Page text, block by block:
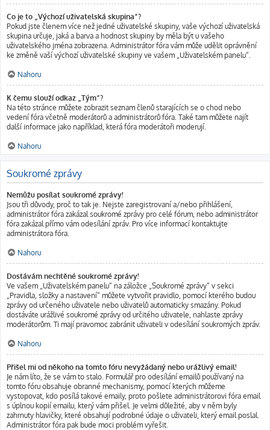
Co je to „Výchozí uživatelská skupina“?
Pokud jste členem více než jedné uživatelské skupiny, vaše výchozí uživatelská
skupina určuje, jaká a barva a hodnost skupiny by měla být u vašeho
uživatelského jména zobrazena. Administrátor fóra vám může udělit oprávnění
ke změně vaší výchozí uživatelské skupiny ve vašem „Uživatelském panelu“.
Nahoru
K čemu slouží odkaz „Tým“?
Na této stránce můžete zobrazit seznam členů starajících se o chod nebo
vedení fóra včetně moderátorů a administrátorů fóra. Také tam můžete najít
další informace jako například, která fóra moderátoři moderují.
Nahoru
Soukromé zprávy
Nemůžu posílat soukromé zprávy!
Jsou tři důvody, proč to tak je. Nejste zaregistrovaní a/nebo přihlášení,
administrátor fóra zakázal soukromé zprávy pro celé fórum, nebo administrátor
fóra zakázal přímo vám odesílání zpráv. Pro více informací kontaktujte
administrátora fóra.
Nahoru
Dostávám nechtěné soukromé zprávy!
Ve vašem „Uživatelském panelu“ na záložce „Soukromé zprávy“ v sekci
„Pravidla, složky a nastavení“ můžete vytvořit pravidlo, pomocí kterého budou
zprávy od určeného uživatele nebo uživatelů automaticky smazány. Pokud
dostáváte urážlivé soukromé zprávy od určitého uživatele, nahlaste zprávy
moderátorům. Ti mají pravomoc zabránit uživateli v odesílání soukromých zpráv.
Nahoru
Přišel mi od někoho na tomto fóru nevyžádaný nebo urážlivý email!
Je nám líto, že se vám to stalo. Formulář pro odesílání emailů používaný na
tomto fóru obsahuje obranné mechanismy, pomocí kterých můžeme
vystopovat, kdo posílá takové emaily, proto pošlete administrátorovi fóra email
s úplnou kopií emailu, který vám přišel. Je velmi důležité, aby v něm byly
zahrnuty hlavičky, které obsahují podrobné údaje o uživateli, který email poslal.
Administrátor fóra pak bude moci problém vyřešit.